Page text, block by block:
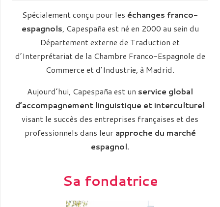
Spécialement conçu pour les échanges franco-
espagnols, Capespaña est né en 2000 au sein du
Département externe de Traduction et
d’Interprétariat de la Chambre Franco-Espagnole de
Commerce et d’Industrie, à Madrid.
Aujourd’hui, Capespaña est un service global
d’accompagnement linguistique et interculturel
visant le succès des entreprises françaises et des
professionnels dans leur approche du marché
espagnol.
Sa fondatrice